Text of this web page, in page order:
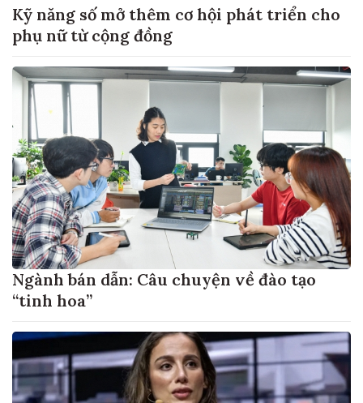
Kỹ năng số mở thêm cơ hội phát triển cho
phụ nữ từ cộng đồng
Ngành bán dẫn: Câu chuyện về đào tạo
“tinh hoa”